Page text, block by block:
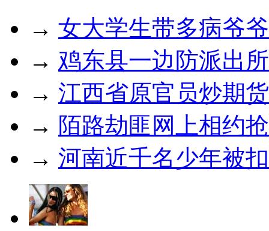
→ 女大学生带多病爷
→ 鸡东县一边防派出
→ 江西省原官员炒期
→ 陌路劫匪网上相约
→ 河南近千名少年被